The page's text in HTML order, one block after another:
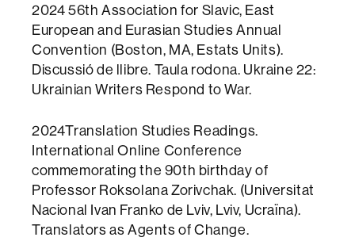
2024 56th Association for Slavic, East
European and Eurasian Studies Annual
Convention (Boston, MA, Estats Units).
Discussió de llibre. Taula rodona. Ukraine 22:
Ukrainian Writers Respond to War.
2024Translation Studies Readings.
International Online Conference
commemorating the 90th birthday of
Professor Roksolana Zorivchak. (Universitat
Nacional Ivan Franko de Lviv, Lviv, Ucraïna).
Translators as Agents of Change.